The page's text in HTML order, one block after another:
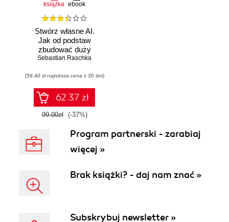
książka ebook
Stwórz własne AI.
Jak od podstaw
zbudować duży
model językowy
Sebastian Raschka
(59,40 zł najniższa cena z 30 dni)
62.37 zł
99.00zł (-37%)
Program partnerski - zarabiaj
więcej »
Brak książki? - daj nam znać »
Subskrybuj newsletter »